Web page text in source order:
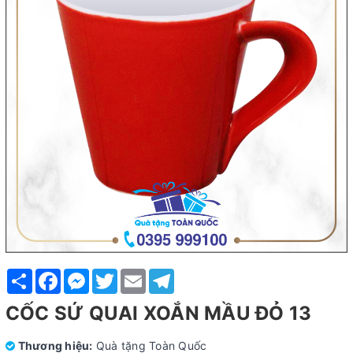
Share FacebookMessenger
TwitterEmail
CỐC SỨ QUAI XOẮN MẦU ĐỎ 13
Thương hiệu: Quà tặng Toàn Quốc